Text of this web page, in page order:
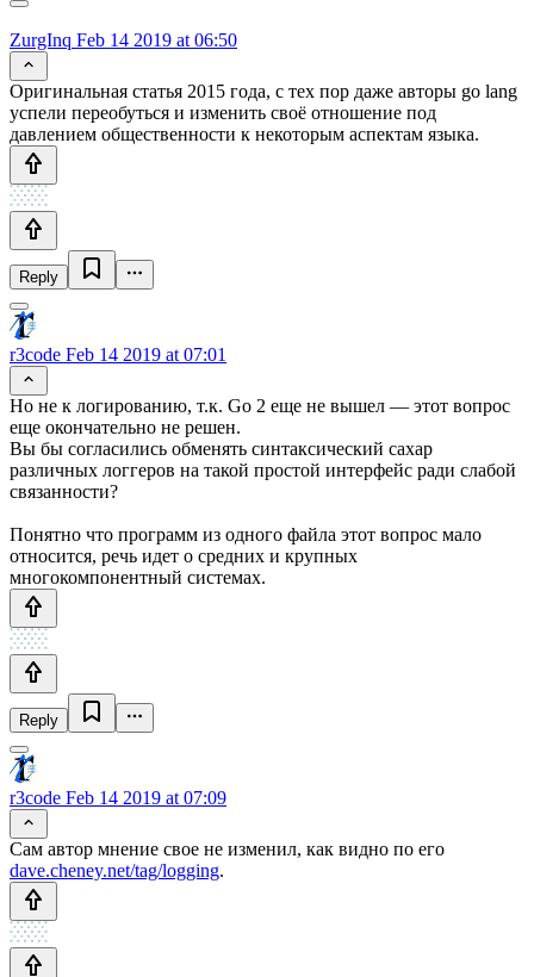
ZurgInq Feb 14 2019 at 06:50
Оригинальная статья 2015 года, с тех пор даже авторы go lang
успели переобуться и изменить своё отношение под
давлением общественности к некоторым аспектам языка.
Reply
r3code Feb 14 2019 at 07:01
Но не к логированию, т.к. Go 2 еще не вышел — этот вопрос
еще окончательно не решен.
Вы бы согласились обменять синтаксический сахар
различных логгеров на такой простой интерфейс ради слабой
связанности?
Понятно что программ из одного файла этот вопрос мало
относится, речь идет о средних и крупных
многокомпонентный системах.
Reply
r3code Feb 14 2019 at 07:09
Сам автор мнение свое не изменил, как видно по его
dave.cheney.net/tag/logging.